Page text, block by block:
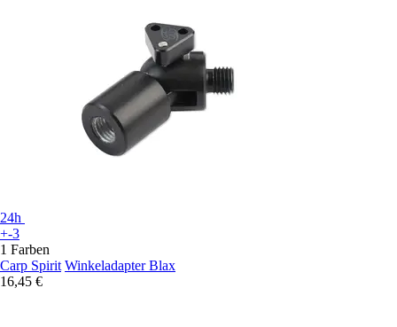
24h
+-3
1 Farben
Carp Spirit Winkeladapter Blax
16,45 €